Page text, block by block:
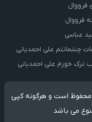
فرووال
فرووال
عباسی
چشمانتم علی احمدیانی
ترک خورم علی احمدیانی
محفوظ است و هرگونه کپی
می باشد